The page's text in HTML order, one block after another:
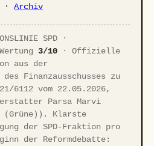
·Archiv
SPD ·
Wertung3/10 · Offizielle
aus der
des Finanzausschusses zu
6112 vom 22.05.2026,
Parsa Marvi
(Grüne)). Klarste
der SPD-Fraktion pro
der Reformdebatte: